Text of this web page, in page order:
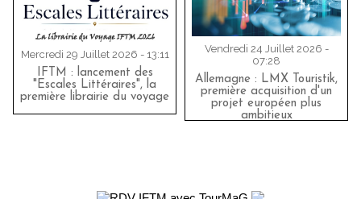
Mercredi 29 Juillet 2026 - 13:11
IFTM : lancement des
"Escales Littéraires", la
première librairie du voyage
Vendredi 24 Juillet 2026 -
07:28
Allemagne : LMX Touristik,
première acquisition d'un
projet européen plus
ambitieux